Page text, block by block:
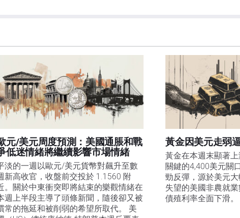
用性不作任何陳述。FXStreet和作者將不承擔任何錯誤，遺漏或任何損
者和FXStreet並非註冊投資顧問，本文內容無意提供任何投資建議。
元/美元周度預測：美國通脹和戰
低迷情緒將繼續影響市場情緒
淡的一週以歐元/美元貨幣對飆升至數
新高收官，收盤前交投於 1.1560 附
。關於中東衝突即將結束的樂觀情緒在
週上半段主導了頭條新聞，隨後卻又被
常的拖延和被削弱的希望所取代。 美
黃金因美元走弱
黃金在本週末顯著
關鍵的4,400美元關
勁反彈，源於美元
失望的美國非農就
債殖利率全面下滑。